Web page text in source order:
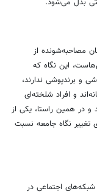
مصاحبه‌شونده از
این نگاه که
و برندپوشی ندارند،
و افراد شلخته‌ای
و در همین راستا، یکی از
تغییر نگاه جامعه نسبت
اجتماعی در